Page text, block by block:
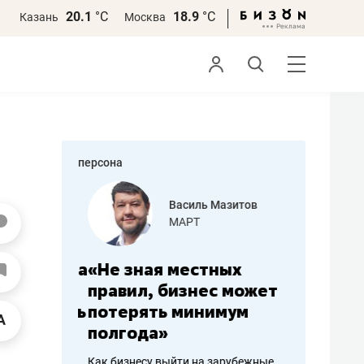
Казань 20.1 °С Москва 18.9 °С
персона
работа
Василь Мазитов
МАРТ
«Не зная местных
правил, бизнес может
потерять минимум
полгода»